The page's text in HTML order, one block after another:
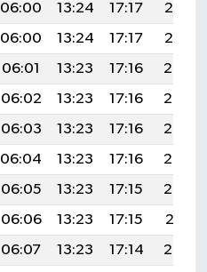
06:00 13:24 17:17
20:37
06:00 13:24 17:17
20:37
06:01 13:23 17:16
20:36
06:02 13:23 17:16
20:35
06:03 13:23 17:16
20:34
06:04 13:23 17:16
20:33
06:05 13:23 17:15
20:32
06:06 13:23 17:15
20:31
06:07 13:23 17:14
20:29